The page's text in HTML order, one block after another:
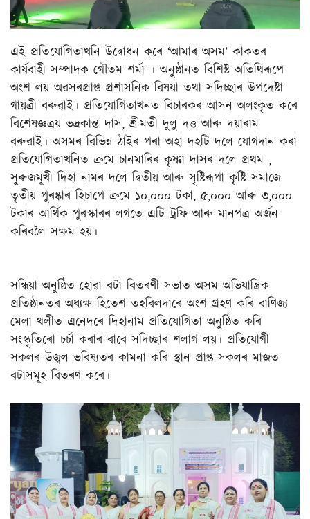
এই প্ৰতিযোগিতাখনি উদ্বোধন কৰে ‘আমাৰ অসম’ কাকতৰ
কাৰ্যবাহী সম্পাদক গৌতম শৰ্মা । অনুষ্ঠানত বিশিষ্ট অতিথিৰূপে
অংশ লয় অৱসৰপ্ৰাপ্ত প্ৰশাসনিক বিষয়া তথা সদিচ্ছাৰ উপদেষ্টা
গায়ত্ৰী বৰুৱাই। প্ৰতিযোগিতাখনত বিচাৰকৰ আসন অলংকৃত কৰে
বিশেষজ্ঞত্ৰয় ভদ্ৰকান্ত দাস, শ্ৰীমতী দুলু দত্ত আৰু দয়াৰাম
বৰুৱাই। অসমৰ বিভিন্ন ঠাইৰ পৰা অহা দহটি দলে যোগদান কৰা
প্ৰতিযোগিতাখনিত ক্ৰমে চানমাৰিৰ কৃষ্ণা দাসৰ দলে প্ৰথম ,
সুৰুজমূখী দিহা নামৰ দলে দ্বিতীয় আৰু সৃষ্টিৰূপা কৃষ্টি সমাজে
তৃতীয় পুৰষ্কাৰ হিচাপে ক্ৰমে ১০,০০০ টকা, ৫,০০০ আৰু ৩,০০০
টকাৰ আৰ্থিক পুৰস্কাৰৰ লগতে এটি ট্ৰফি আৰু মানপত্ৰ অৰ্জন
কৰিবলৈ সক্ষম হয়।
সন্ধিয়া অনুষ্ঠিত হোৱা বটা বিতৰণী সভাত অসম অভিযান্ত্ৰিক
প্ৰতিষ্ঠানতৰ অধ্যক্ষ হিতেশ তহবিলদাৰে অংশ গ্ৰহণ কৰি বাণিজ্য
মেলা থলীত এনেদৰে দিহানাম প্ৰতিযোগিতা অনুষ্ঠিত কৰি
সংস্কৃতিৰো চৰ্চা কৰাৰ বাবে সদিচ্ছাৰ শলাগ লয়। প্ৰতিযোগী
সকলৰ উজ্বল ভবিষ্যতৰ কামনা কৰি স্থান প্ৰাপ্ত সকলৰ মাজত
বটাসমূহ বিতৰণ কৰে।